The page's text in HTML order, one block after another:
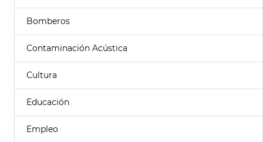
Bomberos
Contaminación Acústica
Cultura
Educación
Empleo